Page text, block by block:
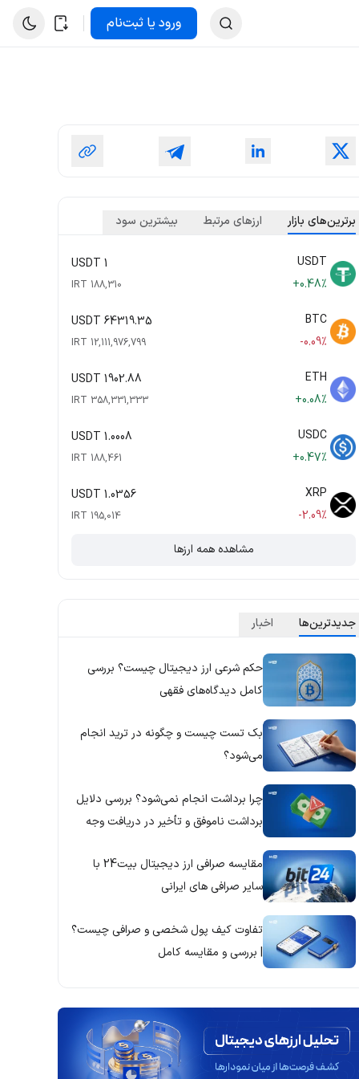
ورود یا ثبت‌نام
برترین‌های بازار ارزهای مرتبط بیشترین سود
USDT
+0.48%
1 USDT
188,310 IRT
BTC
-0.09%
64319.35 USDT
12,111,976,799 IRT
ETH
+0.08%
1902.88 USDT
358,331,333 IRT
USDC
+0.47%
1.0008 USDT
188,461 IRT
XRP
-2.09%
1.0356 USDT
195,014 IRT
مشاهده همه ارزها
جدید‌ترین‌ها اخبار
حکم شرعی ارز دیجیتال چیست؟ بررسی
کامل دیدگاه‌های فقهی
بک تست چیست و چگونه در ترید انجام
می‌شود؟
چرا برداشت انجام نمی‌شود؟ بررسی دلایل
برداشت ناموفق و تأخیر در دریافت وجه
مقایسه صرافی ارز دیجیتال بیت24 با
سایر صرافی های ایرانی
تفاوت کیف پول شخصی و صرافی چیست؟
| بررسی و مقایسه کامل